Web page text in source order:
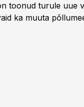
toonud turule uue
ka muuta